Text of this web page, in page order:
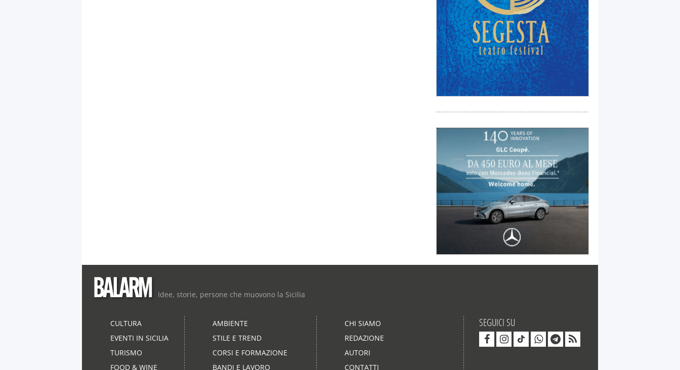
Idee, storie, persone che muovono la Sicilia
CULTURA
EVENTI IN SICILIA
TURISMO
FOOD & WINE
AMBIENTE
STILE E TREND
CORSI E FORMAZIONE
BANDI E LAVORO
CHI SIAMO
REDAZIONE
AUTORI
CONTATTI
SEGUICI SU